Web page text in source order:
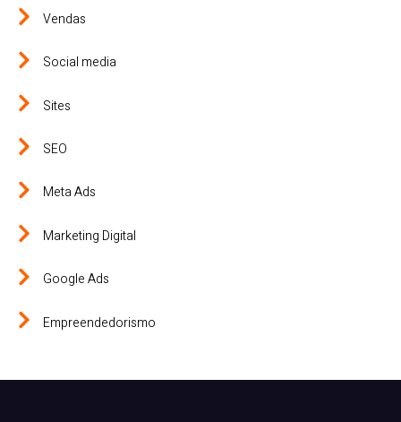
Vendas
Social media
Sites
SEO
Meta Ads
Marketing Digital
Google Ads
Empreendedorismo